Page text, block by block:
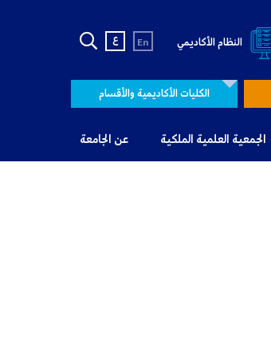
النظام الأكاديمي En ع
الكليات الأكاديمية والأقسام
الجمعية العلمية الملكية عن الجامعة